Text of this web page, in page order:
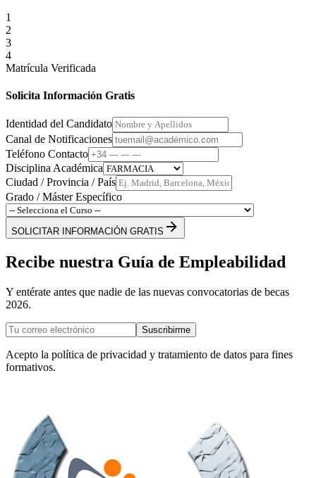
1
2
3
4
Matrícula Verificada
Solicita Información Gratis
Identidad del Candidato
Canal de Notificaciones
Teléfono Contacto
Disciplina Académica
Ciudad / Provincia / País
Grado / Máster Específico
SOLICITAR INFORMACIÓN GRATIS
Recibe nuestra Guía de Empleabilidad
Y entérate antes que nadie de las nuevas convocatorias de becas
2026.
Suscribirme
Acepto la política de privacidad y tratamiento de datos para fines
formativos.